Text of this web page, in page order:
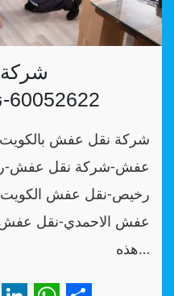
60052622-نقل عفش-نقل اثاث
عفش-شركة نقل عفش-
رخيص-نقل عفش
عفش الاحمدي-نقل عفش
هذه…